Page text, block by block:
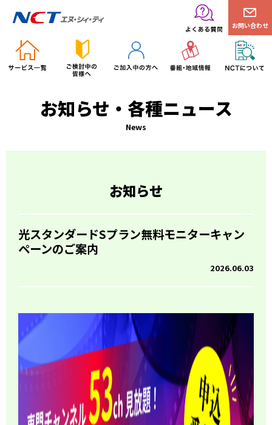
お問い合わせ
お知らせ・各種ニュース
News
お知らせ
光スタンダードSプラン無料モニターキャン
ペーンのご案内
2026.06.03